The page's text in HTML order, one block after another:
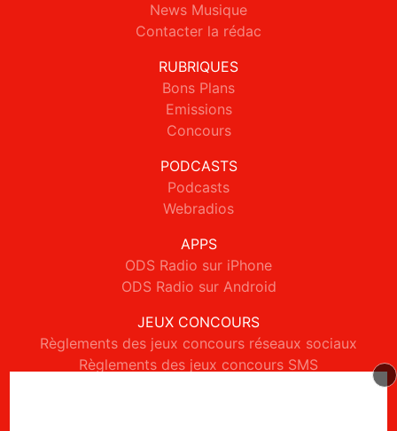
News Musique
Contacter la rédac
RUBRIQUES
Bons Plans
Emissions
Concours
PODCASTS
Podcasts
Webradios
APPS
ODS Radio sur iPhone
ODS Radio sur Android
JEUX CONCOURS
Règlements des jeux concours réseaux sociaux
Règlements des jeux concours SMS